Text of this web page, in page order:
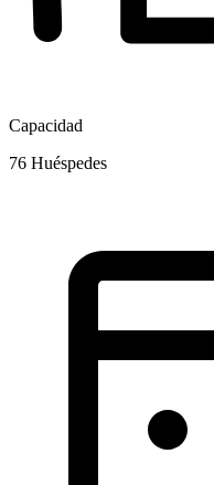
Capacidad
76 Huéspedes